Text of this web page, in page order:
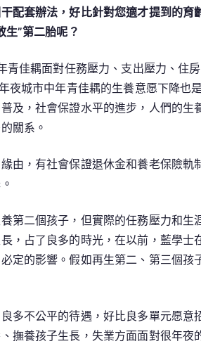
配套辦法，好比針對您適才提到的
”第二胎呢？
青佳耦面對任務壓力、支出壓力、住
夜城市中年青佳耦的生養意愿下降
及，社會保證水平的進步，人們的
關系。
由，有社會保證退休金和養老保險
第二個孩子，但實際的任務壓力和生
，占了良多的時光，在以前，藍學
定的影響。假如再生第二、第三個
多不公平的待遇，好比良多單元愿
撫養孩子生長，失業方面面對很年